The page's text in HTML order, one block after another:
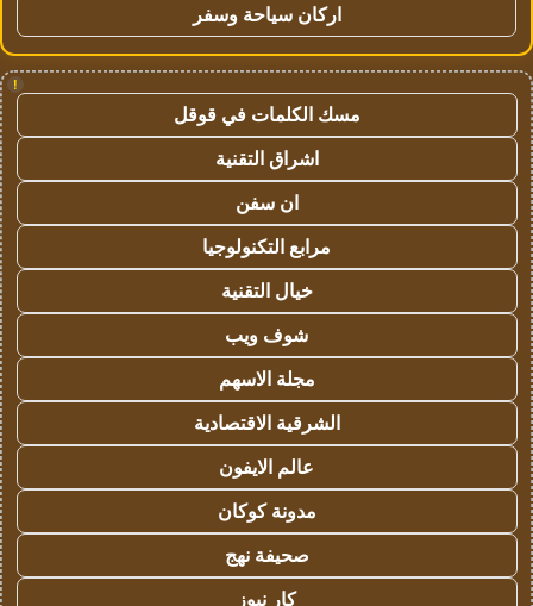
اركان سياحة وسفر
!
مسك الكلمات في قوقل
اشراق التقنية
ان سفن
مرابع التكنولوجيا
خيال التقنية
شوف ويب
مجلة الاسهم
الشرقية الاقتصادية
عالم الايفون
مدونة كوكان
صحيفة نهج
كار نيوز